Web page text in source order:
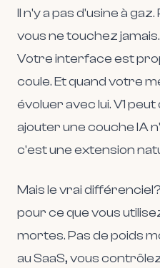
Il n'y a pas d'usine à
vous ne touchez
Votre interface est
coule. Et quand votre
évoluer avec lui. V1
ajouter une couche IA
c'est une extension
Mais le vrai
pour ce que vous
mortes. Pas de poids
au SaaS, vous